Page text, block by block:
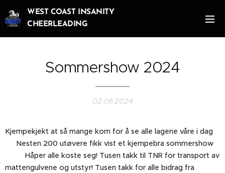
WEST COAST INSANITY
CHEERLEADING
Sommershow 2024
02.06.2024
Kjempekjekt at så mange kom for å se alle lagene våre i dag
🤩 Nesten 200 utøvere fikk vist et kjempebra sommershow
🤸‍♀️👏 Håper alle koste seg! Tusen takk til TNR for transport av
mattengulvene og utstyr! Tusen takk for alle bidrag fra